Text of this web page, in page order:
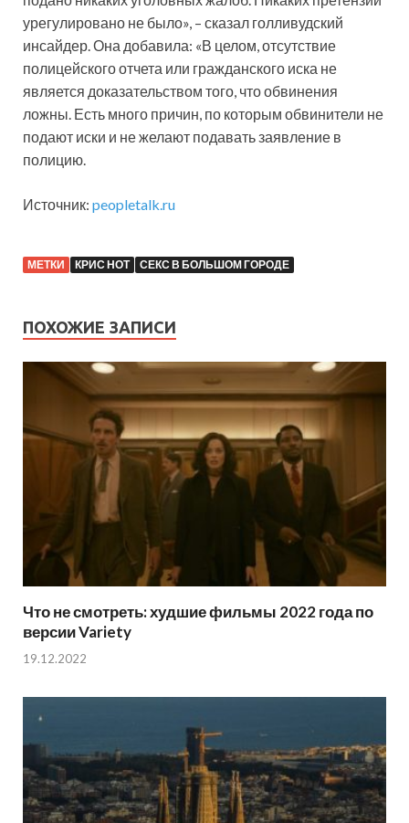
урегулировано не было», – сказал голливудский
инсайдер. Она добавила: «В целом, отсутствие
полицейского отчета или гражданского иска не
является доказательством того, что обвинения
ложны. Есть много причин, по которым обвинители не
подают иски и не желают подавать заявление в
полицию.
Источник: peopletalk.ru
МЕТКИ КРИС НОТ СЕКС В БОЛЬШОМ ГОРОДЕ
ПОХОЖИЕ ЗАПИСИ
Что не смотреть: худшие фильмы 2022 года по
версии Variety
19.12.2022